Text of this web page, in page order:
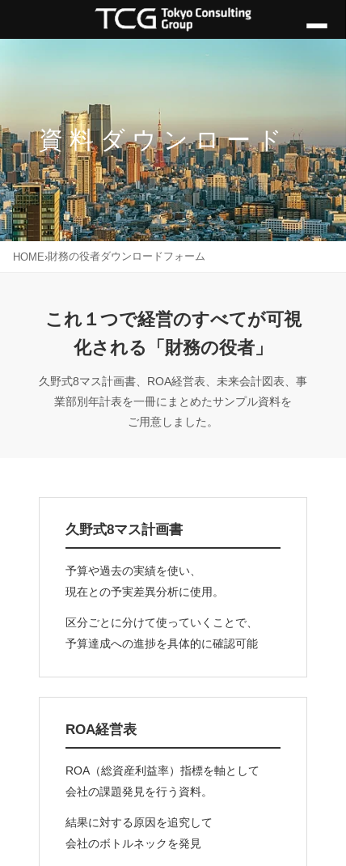
資料ダウンロード
HOME›財務の役者ダウンロードフォーム
これ１つで経営のすべてが可視
化される「財務の役者」
久野式8マス計画書、ROA経営表、未来会計図表、事
業部別年計表を一冊にまとめたサンプル資料を
ご用意しました。
久野式8マス計画書
予算や過去の実績を使い、
現在との予実差異分析に使用。
区分ごとに分けて使っていくことで、
予算達成への進捗を具体的に確認可能
ROA経営表
ROA（総資産利益率）指標を軸として
会社の課題発見を行う資料。
結果に対する原因を追究して
会社のボトルネックを発見